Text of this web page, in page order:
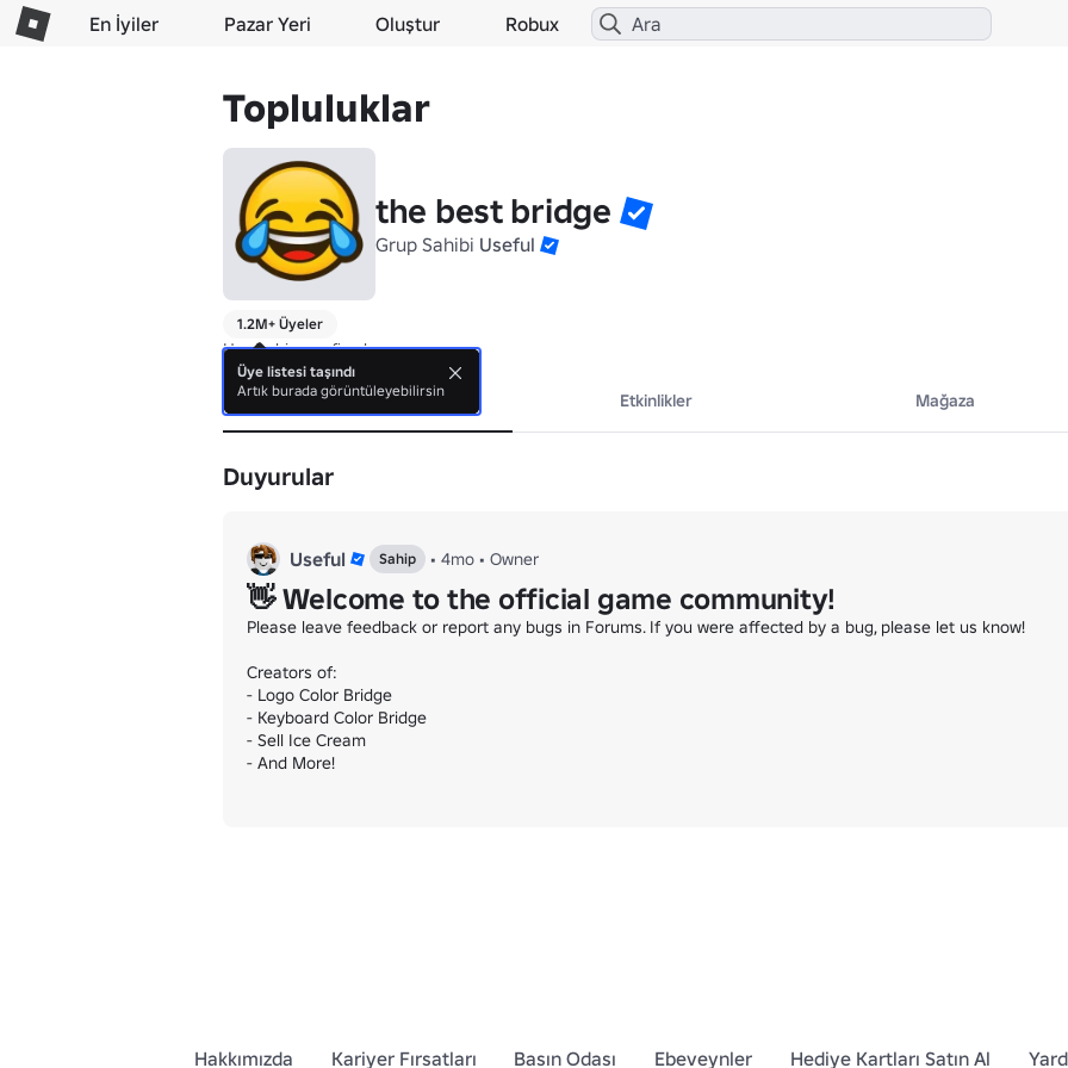
En İyiler Pazar Yeri Oluştur Robux
Topluluklar
the best bridge
Grup Sahibi Useful
1.2M+ Üyeler
Henüz biyografi yok.
Hakkında Etkinlikler Mağaza
Duyurular
Useful Sahip • 4mo • Owner
👋 Welcome to the official game community!
Please leave feedback or report any bugs in Forums. If you were affected by a bug, please let us know!
Creators of:
- Logo Color Bridge
- Keyboard Color Bridge
- Sell Ice Cream
- And More!
Hakkımızda Kariyer Fırsatları Basın Odası Ebeveynler Hediye Kartları Satın Al
Üye listesi taşındı
Artık burada görüntüleyebilirsin